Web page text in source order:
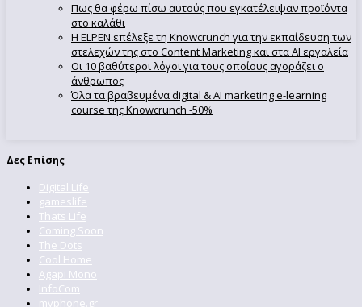
Πως θα φέρω πίσω αυτούς που εγκατέλειψαν προϊόντα
στο καλάθι
Η ELPEN επέλεξε τη Knowcrunch για την εκπαίδευση των
στελεχών της στο Content Marketing και στα AI εργαλεία
Οι 10 βαθύτεροι λόγοι για τους οποίους αγοράζει ο
άνθρωπος
Όλα τα βραβευμένα digital & AI marketing e-learning
course της Knowcrunch -50%
Δες Επίσης
Digital Life
gameslife
Thats Life
Coming Soon
The Dots
Cool Home
Agapi Mono
InfoCom
myphone.gr